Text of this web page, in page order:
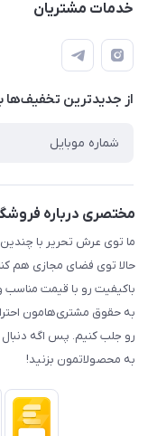
راهنما
خدمات مشتریان
پرداخت الکترونیکی امن
رویه ارسال کالا
حریم خصوصی
تماس با ما
از جدید‌ترین تخفیف‌ها
مختصری درباره
ما توی عرش تحریر با چندین
حالا توی فضای مجازی هم
باکیفیت رو با قیمت
به حقوق مشتری‌هامون
رو جلب کنیم. پس اگه
به محصولاتمون بزنید!